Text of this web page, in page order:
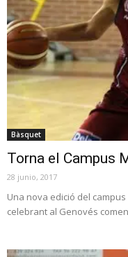
Bàsquet
Torna el Campus
28 junio, 2017
Una nova edició del
celebrant al Genovés